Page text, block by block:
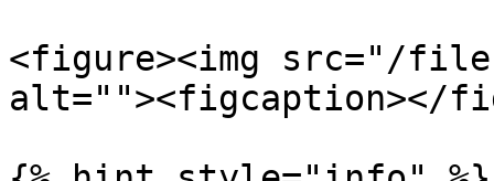
<figure><img src="/files/
alt=""><figcaption></